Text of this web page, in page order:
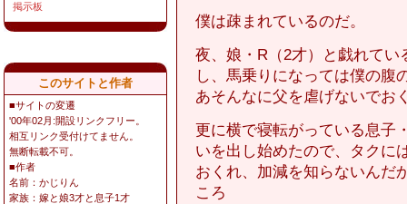
僕は疎まれているのだ。
夜、娘・R（2才）と戯れて
し、馬乗りになっては僕の腹
あそんなに父を虐げないでお
更に横で寝転がっている息子
いを出し始めたので、タクに
おくれ、加減を知らないん
ころ
掲示板
このサイトと作者
■サイトの変遷
'00年02月:開設リンクフリー。
相互リンク受付けてません。
無断転載不可。
■作者
名前：かじりん
家族：嫁と娘3才と息子1才